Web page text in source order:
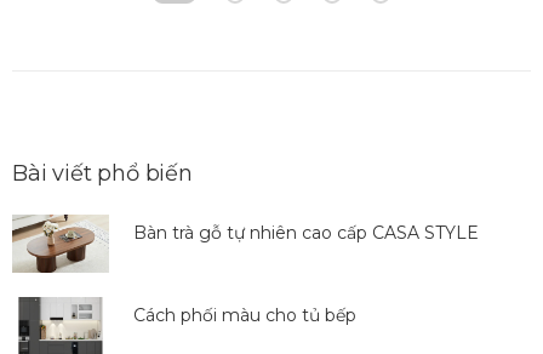
Bài viết phổ biến
Bàn trà gỗ tự nhiên cao cấp CASA STYLE
Cách phối màu cho tủ bếp